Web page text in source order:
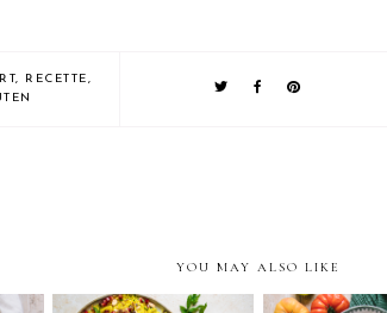
, RECETTE,
YOU MAY ALSO LIKE